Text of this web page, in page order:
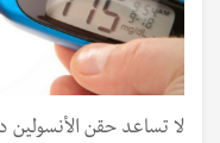
لا تساعد حقن الأنسولين